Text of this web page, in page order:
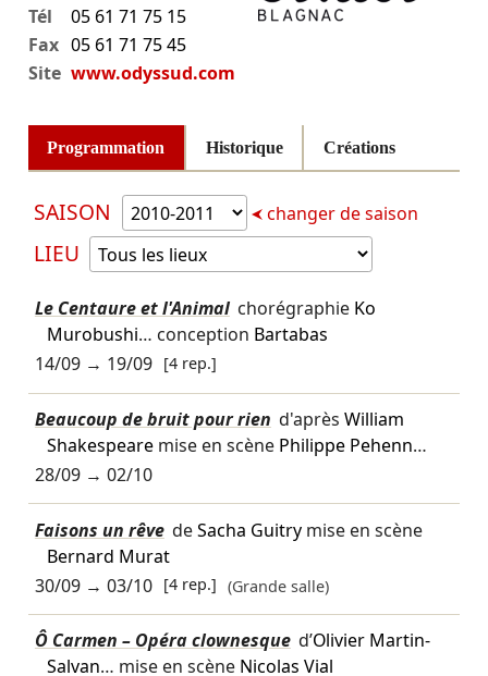
Tél
05 61 71 75 15
Fax 05 61 71 75 45
Site www.odyssud.com
Programmation Historique Créations
SAISON changer de saison
LIEU
Le Centaure et l'Animal chorégraphie Ko
Murobushi… conception Bartabas
14/09→ 19/09 [4 rep.]
Beaucoup de bruit pour rien d'après William
Shakespearemise en scène Philippe Pehenn…
28/09→ 02/10
Faisons un rêve deSacha Guitrymise en scène
Bernard Murat
30/09→ 03/10 [4 rep.] (Grande salle)
Ô Carmen – Opéra clownesque d’Olivier Martin-
Salvan… mise en scène Nicolas Vial